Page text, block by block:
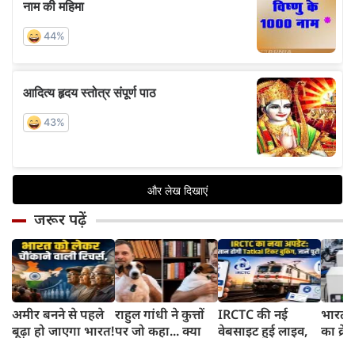
जरूर पढ़ें
अमीर बनने से पहले
बूढ़ा हो जाएगा भारत!
राहुल गांधी ने कुत्तों
पर जो कहा... क्या
IRCTC की नई
वेबसाइट हुई लाइव,
भारत
का